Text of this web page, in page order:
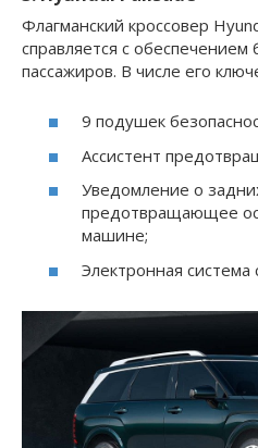
Флагманский кроссовер
справляется с обеспечением
пассажиров. В числе его
9 подушек
Ассистент
Уведомление о
предотвращающее
машине;
Электронная система